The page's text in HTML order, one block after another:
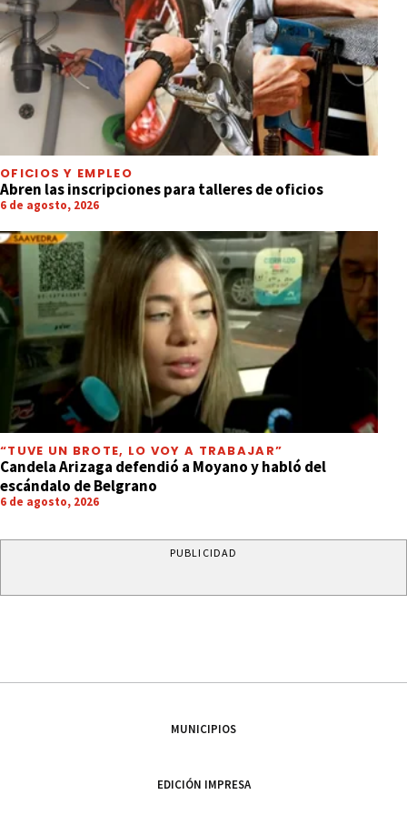
OFICIOS Y EMPLEO
Abren las inscripciones para talleres de oficios
6 de agosto, 2026
“TUVE UN BROTE, LO VOY A TRABAJAR”
Candela Arizaga defendió a Moyano y habló del
escándalo de Belgrano
6 de agosto, 2026
PUBLICIDAD
MUNICIPIOS
EDICIÓN IMPRESA